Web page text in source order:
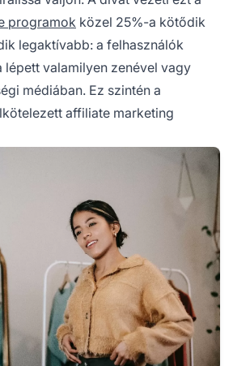
programok közel 25%-a kötődik
legaktívabb: a felhasználók
valamilyen zenével vagy
médiában. Ez szintén a
affiliate marketing